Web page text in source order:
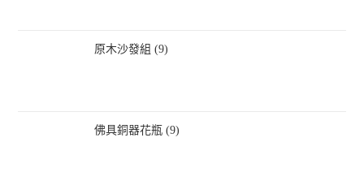
原木沙發組 (9)
佛具銅器花瓶 (9)